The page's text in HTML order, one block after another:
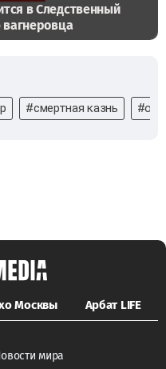
в Следственный
вагнеровца
#смертная казнь
Москвы Арбат LIFE
мира